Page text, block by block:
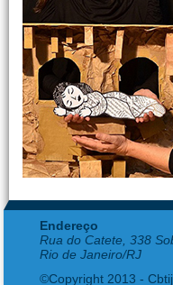
Endereço
Rua do Catete, 338
Rio de Janeiro/RJ
©Copyright 2013 -